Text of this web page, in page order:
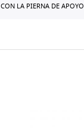
CON LA PIERNA DE APOYO